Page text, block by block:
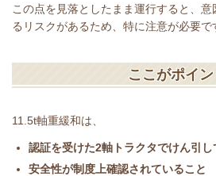
この点を見落としたまま運行すると、
るリスクがあるため、特に注意が必要で
ここがポイン
11.5t軸重緩和は、
認証を受けた2軸トラクタでけん引し
安全性が制度上確認されていること